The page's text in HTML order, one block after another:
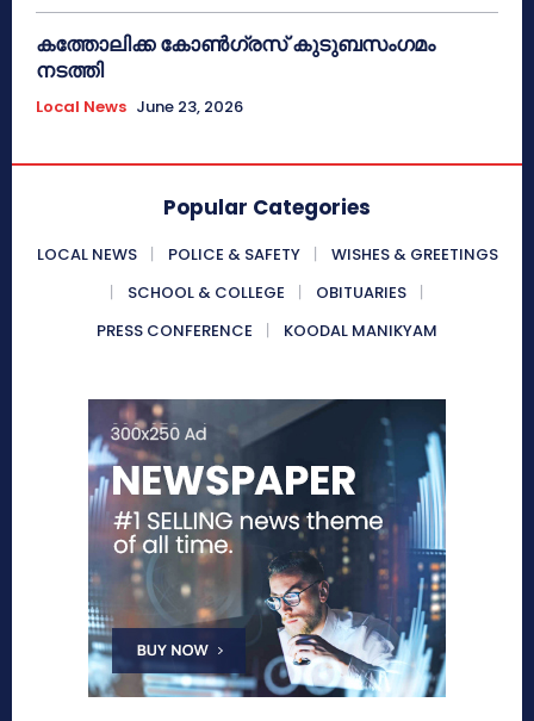
കത്തോലിക്ക കോൺഗ്രസ് കുടുബസംഗമം
നടത്തി
Local News June 23, 2026
Popular Categories
LOCAL NEWS POLICE & SAFETY
WISHES & GREETINGS
SCHOOL & COLLEGE
OBITUARIES
PRESS CONFERENCE
KOODAL MANIKYAM